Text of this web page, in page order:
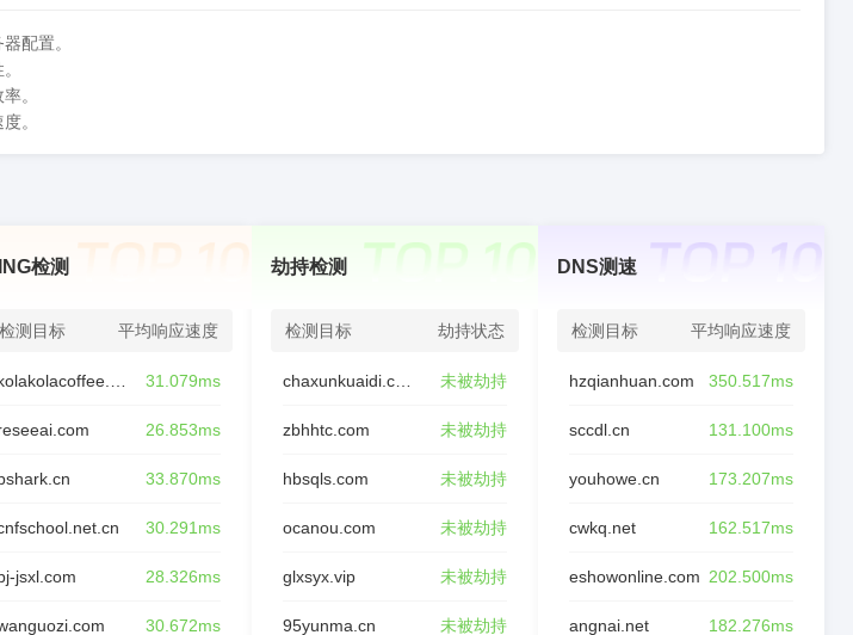
配置。
。
。
检测
检测目标 平均响应速度
31.079ms
26.853ms
33.870ms
30.291ms
jsxl.com 28.326ms
30.672ms
劫持检测
检测目标 劫持状态
未被劫持
zbhhtc.com 未被劫持
hbsqls.com 未被劫持
ocanou.com 未被劫持
glxsyx.vip 未被劫持
95yunma.cn 未被劫持
DNS测速
检测目标 平均响应速度
hzqianhuan.com 350.517ms
sccdl.cn 131.100ms
youhowe.cn 173.207ms
cwkq.net 162.517ms
eshowonline.com 202.500ms
angnai.net 182.276ms